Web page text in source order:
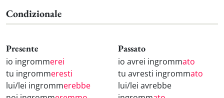
Condizionale
Presente
io ingrommerei
tu ingrommeresti
lui/lei ingrommerebbe
Passato
io avrei ingrommato
tu avresti ingrommato
lui/lei avrebbe